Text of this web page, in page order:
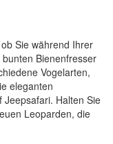
Sie während Ihrer
Bienenfresser
Vogelarten,
eleganten
Jeepsafari. Halten Sie
Leoparden, die